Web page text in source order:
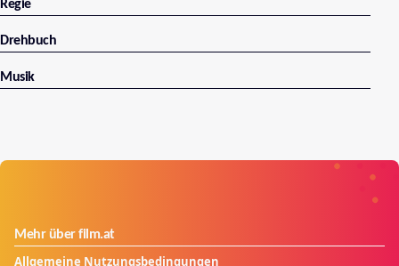
Regie
Drehbuch
Musik
Mehr über film.at
Allgemeine Nutzungsbedingungen